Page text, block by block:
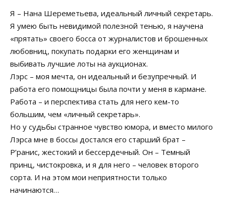
Я – Нана Шереметьева, идеальный личный секретарь.
Я умею быть невидимой полезной тенью, я научена
«прятать» своего босса от журналистов и брошенных
любовниц, покупать подарки его женщинам и
выбивать лучшие лоты на аукционах.
Лэрс – моя мечта, он идеальный и безупречный. И
работа его помощницы была почти у меня в кармане.
Работа – и перспектива стать для него кем-то
большим, чем «личный секретарь».
Но у судьбы странное чувство юмора, и вместо милого
Лэрса мне в боссы достался его старший брат –
Р’ранис, жестокий и бессердечный. Он – Темный
принц, чистокровка, и я для него – человек второго
сорта. И на этом мои неприятности только
начинаются…